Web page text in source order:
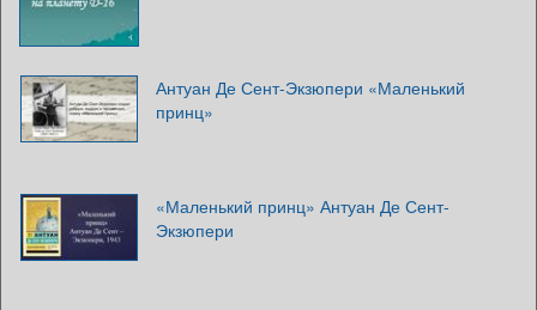
Антуан Де Сент-Экзюпери «Маленький
принц»
«Маленький принц» Антуан Де Сент-
Экзюпери